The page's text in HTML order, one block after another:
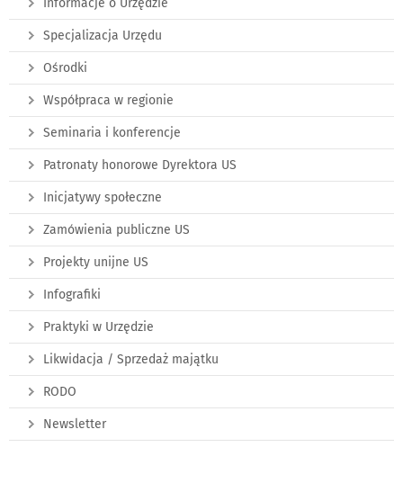
Informacje o Urzędzie
Specjalizacja Urzędu
Ośrodki
Współpraca w regionie
Seminaria i konferencje
Patronaty honorowe Dyrektora US
Inicjatywy społeczne
Zamówienia publiczne US
Projekty unijne US
Infografiki
Praktyki w Urzędzie
Likwidacja / Sprzedaż majątku
RODO
Newsletter